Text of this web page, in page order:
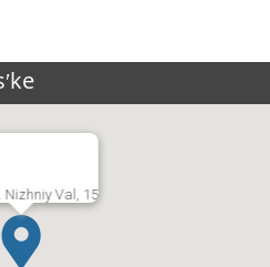
Nizhniy Val, 15